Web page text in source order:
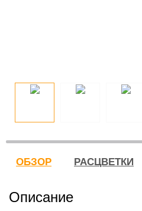
ОБЗОР РАСЦВЕТКИ
Описание